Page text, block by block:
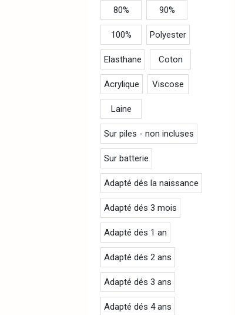
80% 90%
100% Polyester
Elasthane Coton
Acrylique Viscose
Laine
Sur piles - non incluses
Sur batterie
Adapté dés la naissance
Adapté dés 3 mois
Adapté dés 1 an
Adapté dés 2 ans
Adapté dés 3 ans
Adapté dés 4 ans